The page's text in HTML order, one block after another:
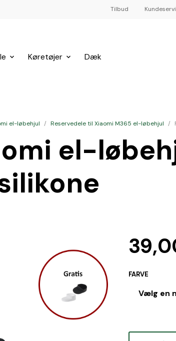
Tilbud
Køretøjer Dæk
el-løbehjul / Reservedele til Xiaomi M365 el-løbehjul /
el-
FARVE